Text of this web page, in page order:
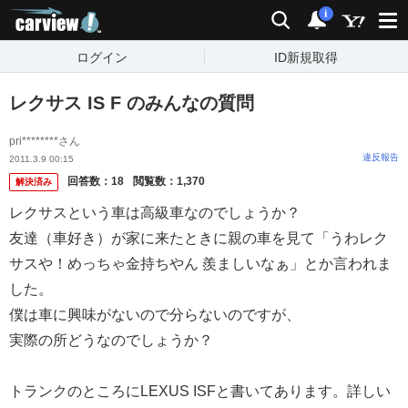
検索 通知
i
ログイン ID新規取得
レクサス IS F のみんなの質問
pri********さん
2011.3.9 00:15 違反報告
解決済み 回答数： 18 閲覧数： 1,370
レクサスという車は高級車なのでしょうか？
友達（車好き）が家に来たときに親の車を見て「うわレク
サスや！めっちゃ金持ちやん 羨ましいなぁ」とか言われま
した。
僕は車に興味がないので分らないのですが、
実際の所どうなのでしょうか？
トランクのところにLEXUS ISFと書いてあります。詳しい